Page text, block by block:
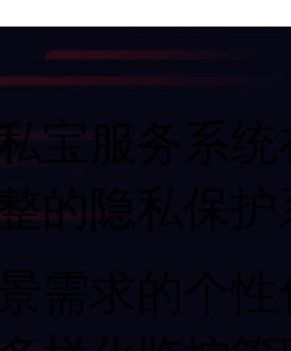
宝服务系
的隐私保护
求的个性化